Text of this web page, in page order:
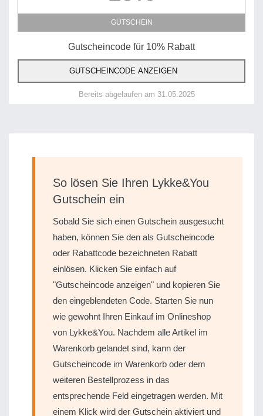
GUTSCHEIN
Gutscheincode für 10% Rabatt
GUTSCHEINCODE ANZEIGEN
Bereits abgelaufen am 31.05.2025
So lösen Sie Ihren Lykke&You
Gutschein ein
Sobald Sie sich einen Gutschein ausgesucht
haben, können Sie den als Gutscheincode
oder Rabattcode bezeichneten Rabatt
einlösen. Klicken Sie einfach auf
"Gutscheincode anzeigen" und kopieren Sie
den eingeblendeten Code. Starten Sie nun
wie gewohnt Ihren Einkauf im Onlineshop
von Lykke&You. Nachdem alle Artikel im
Warenkorb gelandet sind, kann der
Gutscheincode im Warenkorb oder dem
weiteren Bestellprozess in das
entsprechende Feld eingetragen werden. Mit
einem Klick wird der Gutschein aktiviert und